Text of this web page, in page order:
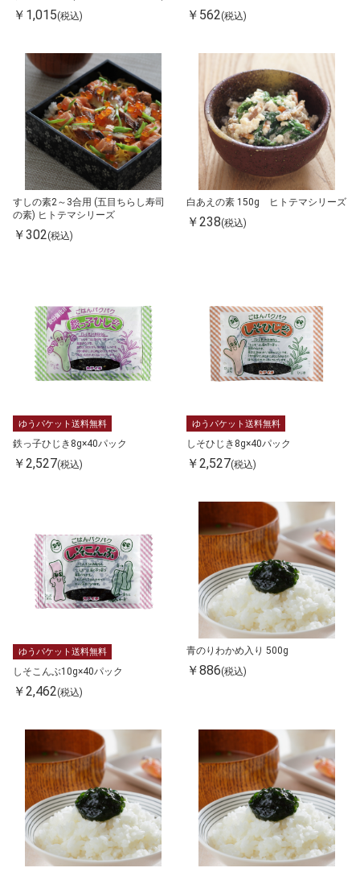
￥1,015(税込) ￥562(税込)
すしの素2～3合用 (五目ちらし寿司
の素) ヒトテマシリーズ
￥302(税込)
白あえの素 150g ヒトテマシリーズ
￥238(税込)
ゆうパケット送料無料
鉄っ子ひじき8g×40パック
￥2,527(税込)
ゆうパケット送料無料
しそひじき8g×40パック
￥2,527(税込)
ゆうパケット送料無料
しそこんぶ10g×40パック
￥2,462(税込)
青のりわかめ入り 500g
￥886(税込)